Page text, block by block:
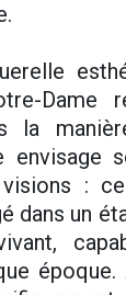
Dame
la
envisage
:
dans un